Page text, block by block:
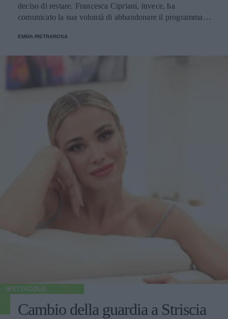
deciso di restare. Francesca Cipriani, invece, ha
comunicato la sua volontà di abbandonare il programma.
EMMA PIETRAROSA
SPETTACOLO
Cambio della guardia a Striscia